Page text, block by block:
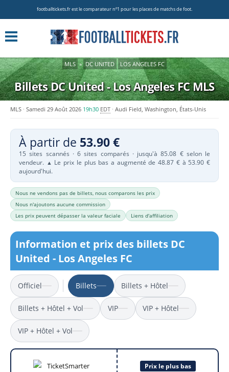
footballtickets.fr est le comparateur nº1 pour les places de matchs de foot.
MLS » DC UNITED LOS ANGELES FC
Billets DC United - Los Angeles FCMLS
MLS Samedi 29 Août 2026 19h30 EDT Audi Field, Washington, États-Unis
À partir de 53.90 €
15 sites scannés · 6 sites comparés · jusqu'à 85.08 € selon le
vendeur. ▲ Le prix le plus bas a augmenté de 48.87 € à 53.90 €
aujourd'hui.
Nous ne vendons pas de billets, nous comparons les prix
Nous n'ajoutons aucune commission
Les prix peuvent dépasser la valeur faciale
Liens d'affiliation
Information et prix des billets DC
United - Los Angeles FC
Officiel Billets Billets + Hôtel
Billets + Hôtel + Vol VIP VIP + Hôtel
VIP + Hôtel + Vol
Prix le plus bas